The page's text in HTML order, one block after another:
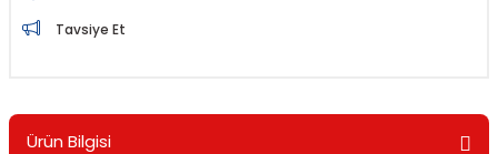
Tavsiye Et
Ürün Bilgisi